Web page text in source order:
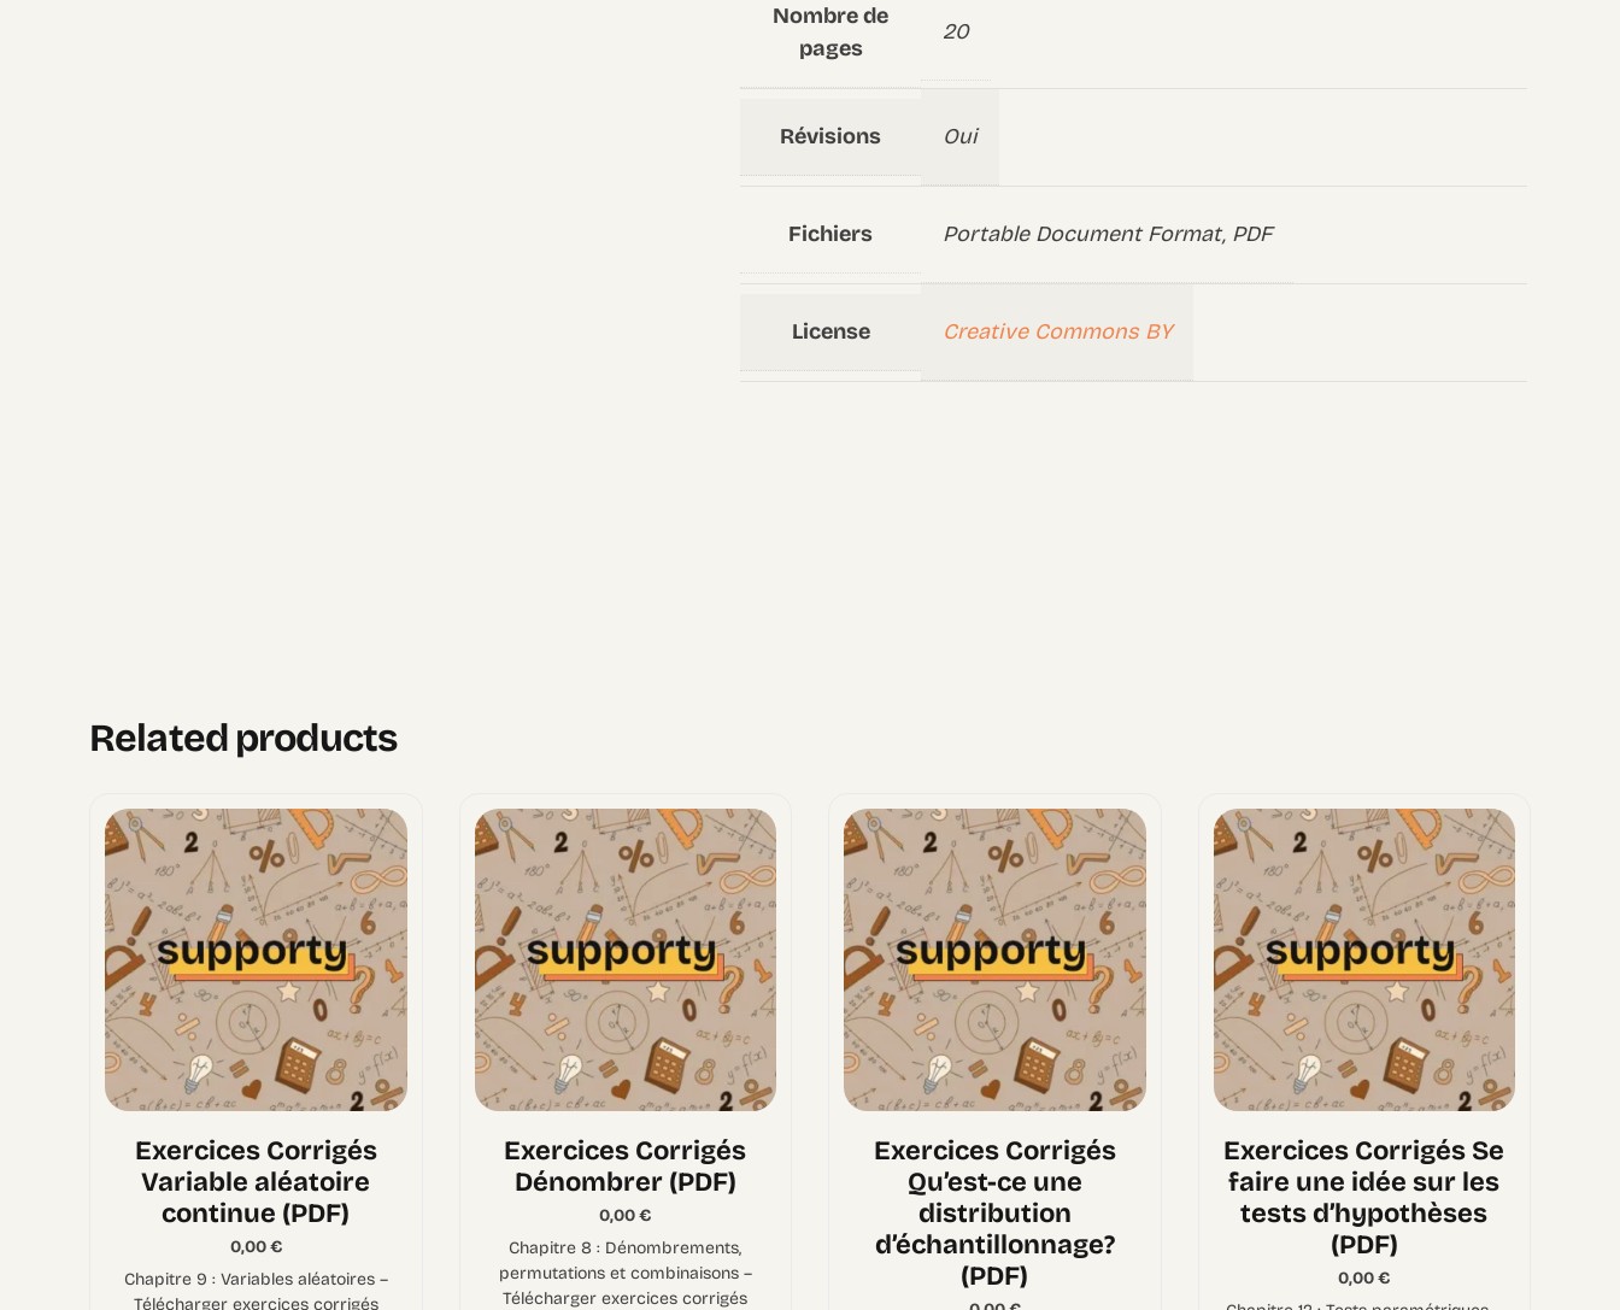
Nombre de
pages
20
Révisions Oui
Fichiers Portable Document Format, PDF
License Creative Commons BY
Related products
Exercices Corrigés
Variable aléatoire
continue (PDF)
0,00€
Chapitre 9 : Variables aléatoires –
Télécharger exercices corrigés
Exercices Corrigés
Dénombrer (PDF)
0,00€
Chapitre 8 : Dénombrements,
permutations et combinaisons –
Télécharger exercices corrigés
Exercices Corrigés
Qu’est-ce une
distribution
d’échantillonnage?
(PDF)
Exercices Corrigés Se
faire une idée sur les
tests d’hypothèses
(PDF)
0,00€